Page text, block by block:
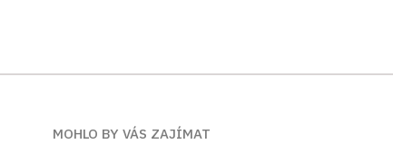
MOHLO BY VÁS ZAJÍMAT